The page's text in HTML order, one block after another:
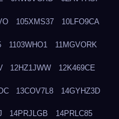
105XMS37 10LFO9CA
1103WHO1 11MGVORK
12HZ1JWW 12K469CE
13COV7L8 14GYHZ3D
14PRJLGB 14PRLC85